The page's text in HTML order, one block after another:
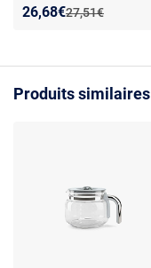
TransparentAncien prix :
27,51€
Nouveau prix :
26,68€
Réduction de :
Produits similaires